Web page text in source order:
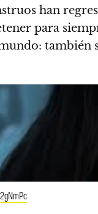
han
para
también